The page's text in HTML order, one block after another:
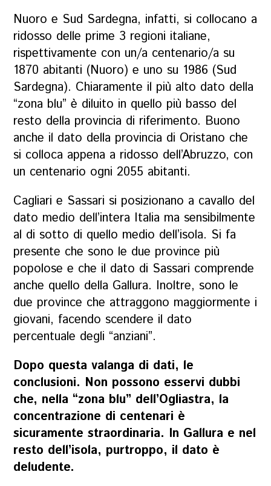
Nuoro e Sud Sardegna, infatti, si collocano a
ridosso delle prime 3 regioni italiane,
rispettivamente con un/a centenario/a su
1870 abitanti (Nuoro) e uno su 1986 (Sud
Sardegna). Chiaramente il più alto dato della
“zona blu” è diluito in quello più basso del
resto della provincia di riferimento. Buono
anche il dato della provincia di Oristano che
si colloca appena a ridosso dell’Abruzzo, con
un centenario ogni 2055 abitanti.
Cagliari e Sassari si posizionano a cavallo del
dato medio dell’intera Italia ma sensibilmente
al di sotto di quello medio dell’isola. Si fa
presente che sono le due province più
popolose e che il dato di Sassari comprende
anche quello della Gallura. Inoltre, sono le
due province che attraggono maggiormente i
giovani, facendo scendere il dato
percentuale degli “anziani”.
Dopo questa valanga di dati, le
conclusioni. Non possono esservi dubbi
che, nella “zona blu” dell’Ogliastra, la
concentrazione di centenari è
sicuramente straordinaria. In Gallura e nel
resto dell’isola, purtroppo, il dato è
deludente.